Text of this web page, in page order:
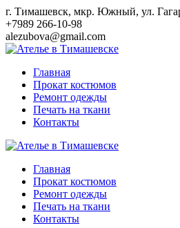
Перейти
к
контенту
г. Тимашевск, мкр. Южный, ул.
+7989 266-10-98
alezubova@gmail.com
Главная
Прокат костюмов
Ремонт одежды
Печать на ткани
Контакты
Главная
Прокат костюмов
Ремонт одежды
Печать на ткани
Контакты